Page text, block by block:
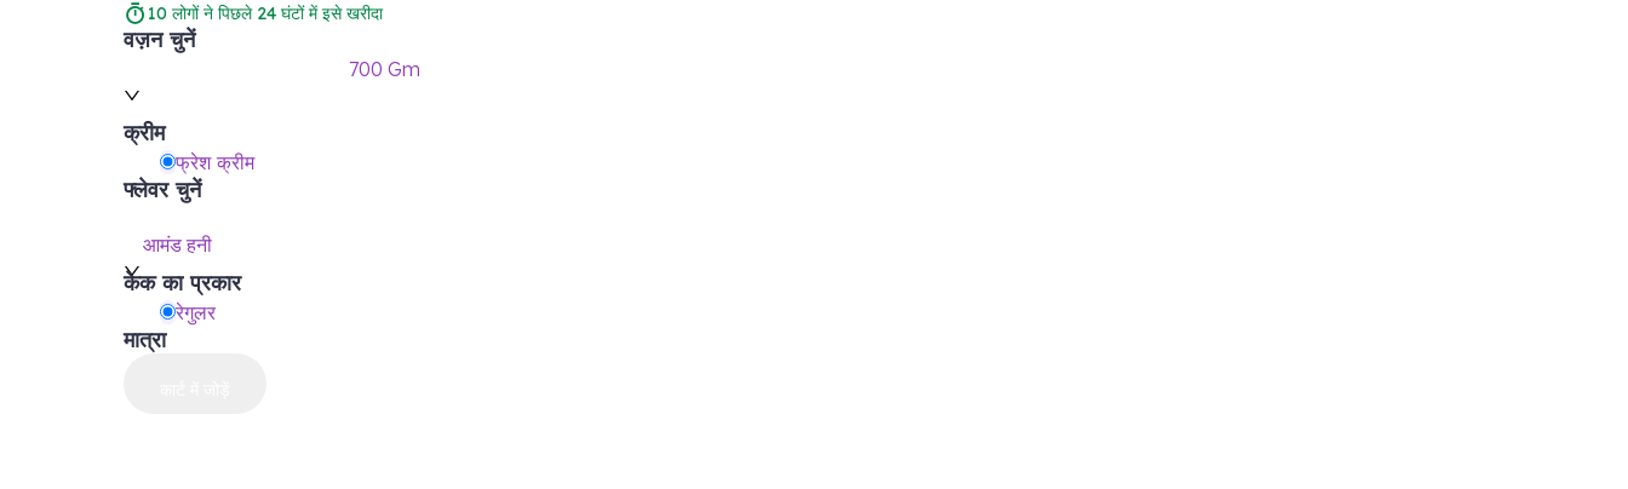
10 लोगों ने पिछले 24 घंटों में इसे खरीदा
वज़न चुनें
700 Gm
क्रीम
फ्रेश क्रीम
फ्लेवर चुनें
आमंड हनी
केक का प्रकार
रेगुलर
मात्रा